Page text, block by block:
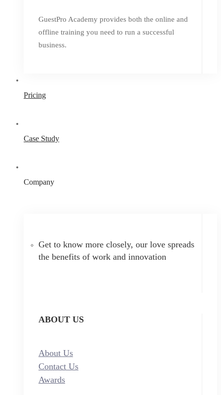
GuestPro Academy provides both the online and
offline training you need to run a successful
business.
Pricing
Case Study
Company
Get to know more closely, our love spreads
the benefits of work and innovation
ABOUT US
About Us
Contact Us
Awards